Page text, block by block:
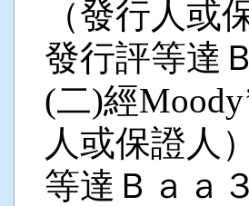
（發行人或
發行評等達
(二)經
人或保證人
等達Ｂａａ